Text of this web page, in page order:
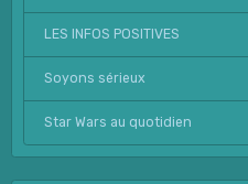
LES INFOS POSITIVES
Soyons sérieux
Star Wars au quotidien